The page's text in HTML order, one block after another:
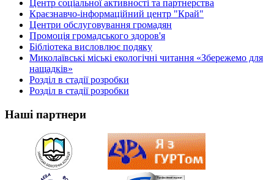
Центр соціальної активності та партнерства
Краєзнавчо-інформаційний центр "Край"
Центри обслуговування громадян
Промоція громадського здоров'я
Бібліотека висловлює подяку
Миколаївські міські екологічні читання «Збережемо для
нащадків»
Розділ в стадії розробки
Розділ в стадії розробки
Наші партнери